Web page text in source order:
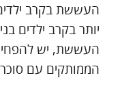
העששת, יש
הממותקים עם סוכר